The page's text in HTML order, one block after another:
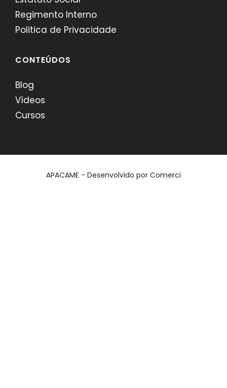
Regimento Interno
Politica de Privacidade
CONTEÚDOS
Blog
Vídeos
Cursos
APACAME - Desenvolvido por Comerci